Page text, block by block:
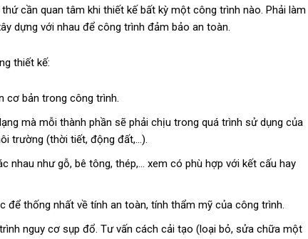
cần quan tâm khi thiết kế bất kỳ một công trình nào. Phải làm
dựng với nhau để công trình đảm bảo an toàn.
thiết kế:
cơ bản trong công trình.
mà mỗi thành phần sẽ phải chịu trong quá trình sử dụng của
trường (thời tiết, động đất,…).
nhau như gỗ, bê tông, thép,… xem có phù hợp với kết cấu hay
để thống nhất về tính an toàn, tính thẩm mỹ của công trình.
nguy cơ sụp đổ. Tư vấn cách cải tạo (loại bỏ, sửa chữa một